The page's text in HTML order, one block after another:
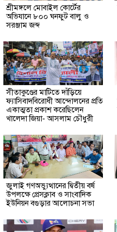
শ্রীমঙ্গলে মোবাইল কোর্টের
অভিযানে ৮০০ ঘনফুট বালু ও
সরঞ্জাম জব্দ
সীতাকুণ্ডের মাটিতে দাঁড়িয়ে
ফ্যাসিবাদবিরোধী আন্দোলনের প্রতি
একাত্মতা প্রকাশ করেছিলেন
খালেদা জিয়া- আসলাম চৌধুরী
জুলাই গণঅভ্যুত্থানের দ্বিতীয় বর্ষ
উপলক্ষে প্রেসক্লাব ও সাংবাদিক
ইউনিয়ন বগুড়ার আলোচনা সভা